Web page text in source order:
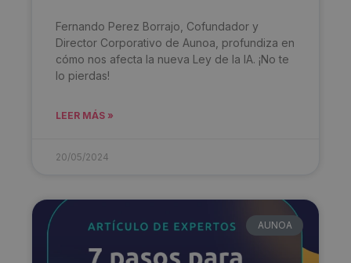
Fernando Perez Borrajo, Cofundador y
Director Corporativo de Aunoa, profundiza en
cómo nos afecta la nueva Ley de la IA. ¡No te
lo pierdas!
LEER MÁS »
20/05/2024
AUNOA